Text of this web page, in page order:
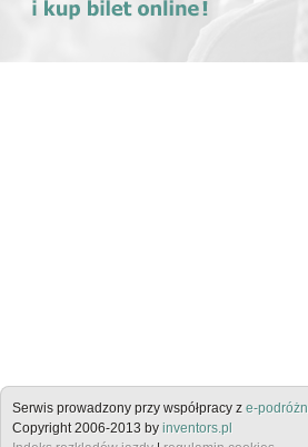
Serwis prowadzony przy współpracy z e-
Copyright 2006-2013 by inventors.pl